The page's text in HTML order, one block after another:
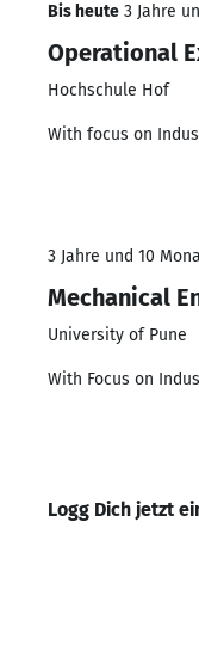
Bis heute 3 Jahre
Operational
Hochschule Hof
With focus on
3 Jahre und 10
Mechanical
University of Pune
With Focus on
Logg Dich jetzt